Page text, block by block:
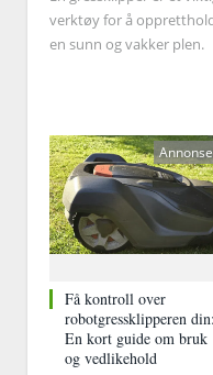
verktøy for å
en sunn og vakker plen.
Få kontroll over
robotgressklipperen din:
En kort guide om bruk
og vedlikehold
Annonse